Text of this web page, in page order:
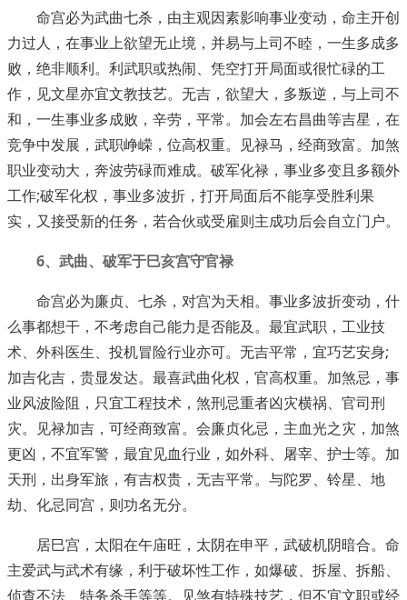
命宫必为武曲七杀，由主观因素影响事业变动，命主开创
力过人，在事业上欲望无止境，并易与上司不睦，一生多成多
败，绝非顺利。利武职或热闹、凭空打开局面或很忙碌的工
作，见文星亦宜文教技艺。无吉，欲望大，多叛逆，与上司不
和，一生事业多成败，辛劳，平常。加会左右昌曲等吉星，在
竞争中发展，武职峥嵘，位高权重。见禄马，经商致富。加煞
职业变动大，奔波劳碌而难成。破军化禄，事业多变且多额外
工作;破军化权，事业多波折，打开局面后不能享受胜利果
实，又接受新的任务，若合伙或受雇则主成功后会自立门户。
6、武曲、破军于巳亥宫守官禄
命宫必为廉贞、七杀，对宫为天相。事业多波折变动，什
么事都想干，不考虑自己能力是否能及。最宜武职，工业技
术、外科医生、投机冒险行业亦可。无吉平常，宜巧艺安身;
加吉化吉，贵显发达。最喜武曲化权，官高权重。加煞忌，事
业风波险阻，只宜工程技术，煞刑忌重者凶灾横祸、官司刑
灾。见禄加吉，可经商致富。会廉贞化忌，主血光之灾，加煞
更凶，不宜军警，最宜见血行业，如外科、屠宰、护士等。加
天刑，出身军旅，有吉权贵，无吉平常。与陀罗、铃星、地
劫、化忌同宫，则功名无分。
居巳宫，太阳在午庙旺，太阴在申平，武破机阴暗合。命
主爱武与武术有缘，利于破坏性工作，如爆破、拆屋、拆船、
侦查不法、特务杀手等等。见煞有特殊技艺，但不宜文职或经